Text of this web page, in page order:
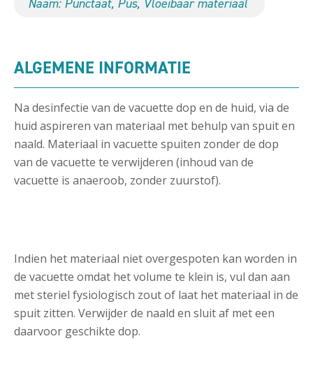
Naam: Punctaat, Pus, Vloeibaar materiaal
ALGEMENE INFORMATIE
Na desinfectie van de vacuette dop en de huid, via de
huid aspireren van materiaal met behulp van spuit en
naald. Materiaal in vacuette spuiten zonder de dop
van de vacuette te verwijderen (inhoud van de
vacuette is anaeroob, zonder zuurstof).
Indien het materiaal niet overgespoten kan worden in
de vacuette omdat het volume te klein is, vul dan aan
met steriel fysiologisch zout of laat het materiaal in de
spuit zitten. Verwijder de naald en sluit af met een
daarvoor geschikte dop.